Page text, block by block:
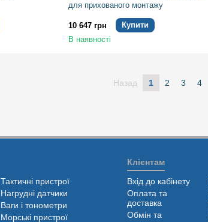
для прихованого монтажу
10 647 грн
Купити
В наявності
Назад 1 2 3 4
Тактичні пристрої
Нагрудні датчики
Ваги і тонометри
Морські пристрої
Клієнтам
Вхід до кабінету
Оплата та
доставка
Обмін та